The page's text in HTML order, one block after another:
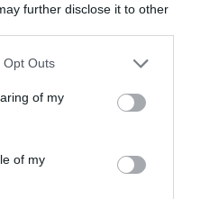
further disclose it to other
Opt Outs
of my
of my